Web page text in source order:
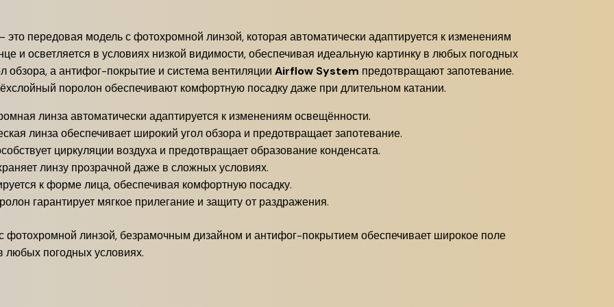
это передовая модель с фотохромной линзой, которая автоматически адаптируется к изменениям
и осветляется в условиях низкой видимости, обеспечивая идеальную картинку в любых погодных
обзора, а антифог-покрытие и система вентиляции Airflow System предотвращают запотевание.
поролон обеспечивают комфортную посадку даже при длительном катании.
линза автоматически адаптируется к изменениям освещённости.
линза обеспечивает широкий угол обзора и предотвращает запотевание.
циркуляции воздуха и предотвращает образование конденсата.
линзу прозрачной даже в сложных условиях.
к форме лица, обеспечивая комфортную посадку.
гарантирует мягкое прилегание и защиту от раздражения.
фотохромной линзой, безрамочным дизайном и антифог-покрытием обеспечивает широкое поле
любых погодных условиях.